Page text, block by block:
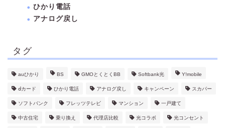
ひかり電話
アナログ戻し
タグ
auひかり BS GMOとくとくBB Softbank光 Y!mobile
ⅾカード ひかり電話 アナログ戻し キャンペーン スカパー
ソフトバンク フレッツテレビ マンション 一戸建て
中古住宅 乗り換え 代理店比較 光コラボ 光コンセント